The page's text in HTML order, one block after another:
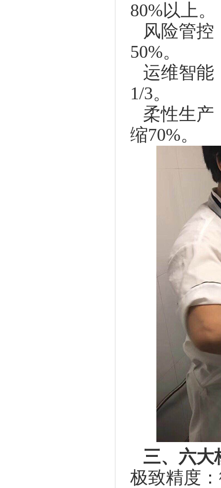
80%以上。
风险管控
50%。
运维智能
1/3。
柔性生产
缩70%。
三、六大
极致精度